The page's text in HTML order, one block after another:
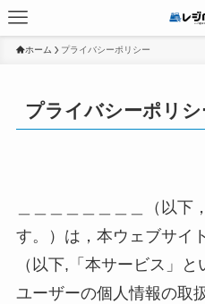
ホーム プライバシーポリシー
プライバシーポリシ
＿＿＿＿＿＿＿＿（以下
す。）は，本ウェブサイ
（以下,「本サービス」
ユーザーの個人情報の取